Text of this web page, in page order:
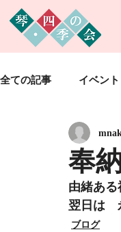
全ての記事 イベント
奉
由緒あ
翌日は
ブログ